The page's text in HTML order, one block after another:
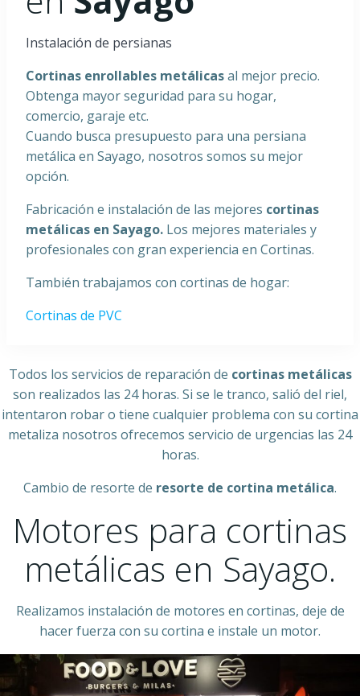
Instalación de persianas
Cortinas enrollables metálicasal mejor precio.
Obtenga mayor seguridad para su hogar,
comercio, garaje etc.
Cuando busca presupuesto para una persiana
metálica en Sayago, nosotros somos su mejor
opción.
Fabricación e instalación de las mejores cortinas
metálicas en Sayago. Los mejores materiales y
profesionales con gran experiencia en Cortinas.
También trabajamos con cortinas de hogar:
Cortinas de PVC
Todos los servicios de reparación de cortinas metálicas
son realizados las 24 horas. Si se le tranco, salió del riel,
intentaron robar o tiene cualquier problema con su cortina
metaliza nosotros ofrecemos servicio de urgencias las 24
horas.
Cambio de resorte de resorte de cortina metálica.
Motores para cortinas
metálicas en Sayago.
Realizamos instalación de motores en cortinas, deje de
hacer fuerza con su cortina e instale un motor.